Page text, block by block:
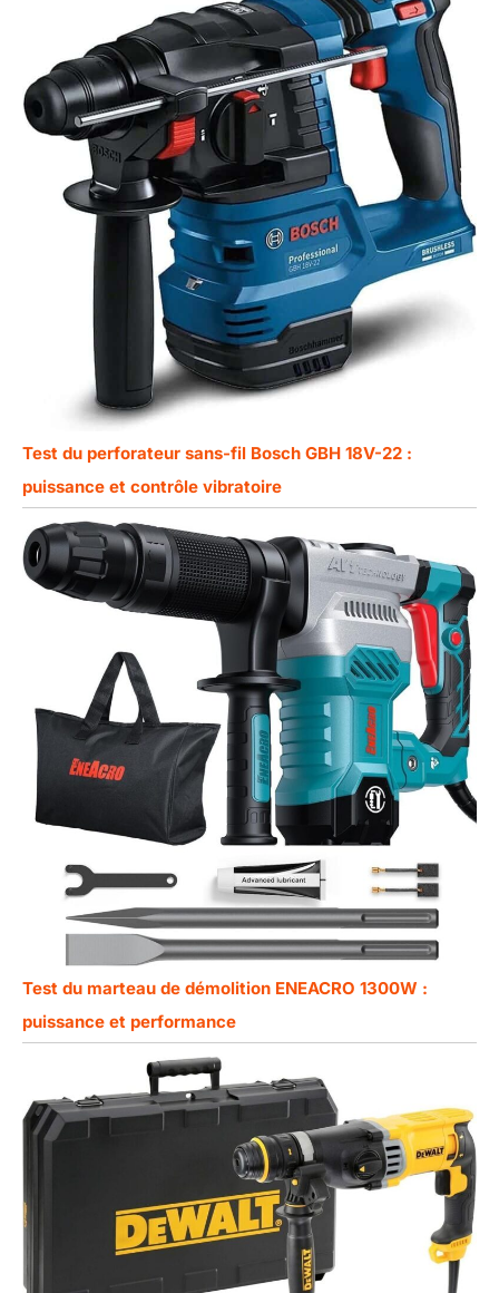
Test du perforateur sans-fil Bosch GBH 18V-22 :
puissance et contrôle vibratoire
Test du marteau de démolition ENEACRO 1300W :
puissance et performance